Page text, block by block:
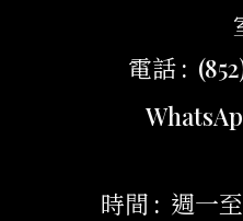
電話 :
時間 : 週一